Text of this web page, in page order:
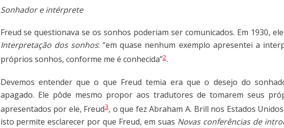
Sonhador e intérprete
Freud se questionava se os sonhos poderiam ser comunicados. Em 1930,
Interpretação dos sonhos: “em quase nenhum exemplo apresentei a
próprios sonhos, conforme me é conhecida”2.
Devemos entender que o que Freud temia era que o desejo do
apagado. Ele pôde mesmo propor aos tradutores de tomarem seus
apresentados por ele, Freud3, o que fez Abraham A. Brill nos Estados
isto permite esclarecer por que Freud, em suas Novas conferências de